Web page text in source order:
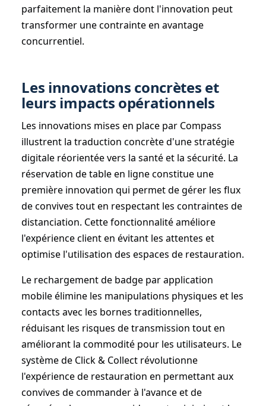
parfaitement la manière dont l'innovation peut
transformer une contrainte en avantage
concurrentiel.
Les innovations concrètes et
leurs impacts opérationnels
Les innovations mises en place par Compass
illustrent la traduction concrète d'une stratégie
digitale réorientée vers la santé et la sécurité. La
réservation de table en ligne constitue une
première innovation qui permet de gérer les flux
de convives tout en respectant les contraintes de
distanciation. Cette fonctionnalité améliore
l'expérience client en évitant les attentes et
optimise l'utilisation des espaces de restauration.
Le rechargement de badge par application
mobile élimine les manipulations physiques et les
contacts avec les bornes traditionnelles,
réduisant les risques de transmission tout en
améliorant la commodité pour les utilisateurs. Le
système de Click & Collect révolutionne
l'expérience de restauration en permettant aux
convives de commander à l'avance et de